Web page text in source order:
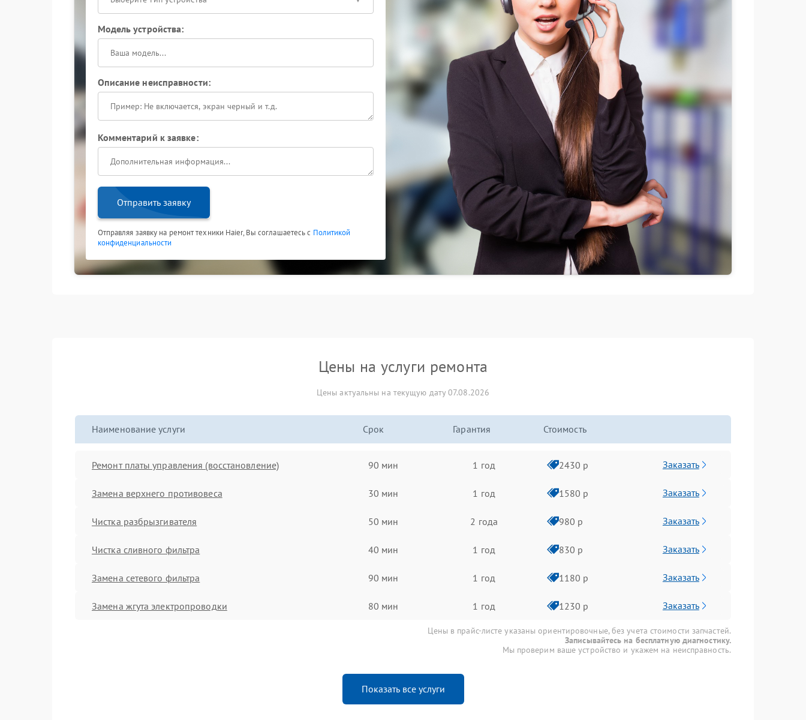
Модель устройства:
Описание неисправности:
Комментарий к заявке:
Отправить заявку
Отправляя заявку на ремонт техники Haier, Вы соглашаетесь с Политикой
конфиденциальности
Цены на услуги ремонта
Цены актуальны на текущую дату 07.08.2026
Наименование услуги Срок Гарантия Стоимость
Ремонт платы управления (восстановление) 90 мин 1 год 2430 р Заказать
Замена верхнего противовеса 30 мин 1 год 1580 р Заказать
Чистка разбрызгивателя 50 мин 2 года 980 р Заказать
Чистка сливного фильтра 40 мин 1 год 830 р Заказать
Замена сетевого фильтра 90 мин 1 год 1180 р Заказать
Замена жгута электропроводки 80 мин 1 год 1230 р Заказать
Цены в прайс-листе указаны ориентировочные, без учета стоимости запчастей.
Записывайтесь на бесплатную диагностику.
Мы проверим ваше устройство и укажем на неисправность.
Показать все услуги